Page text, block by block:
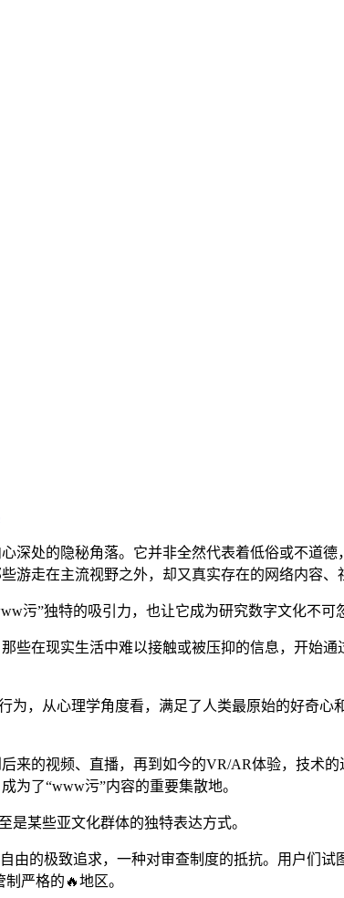
深处的隐秘角落。它并非全然代表着低俗或不道
游走在主流视野之外，却又真实存在的网络内容、
污”独特的吸引力，也让它成为研究数字文化不可
些在现实生活中难以接触或被压抑的信息，开始
，从心理学角度看，满足了人类最原始的好奇心
来的视频、直播，再到如今的VR/AR体验，技术
为了“www污”内容的重要集散地。
是某些亚文化群体的独特表达方式。
的极致追求，一种对审查制度的抵抗。用户们
严格的🔥地区。